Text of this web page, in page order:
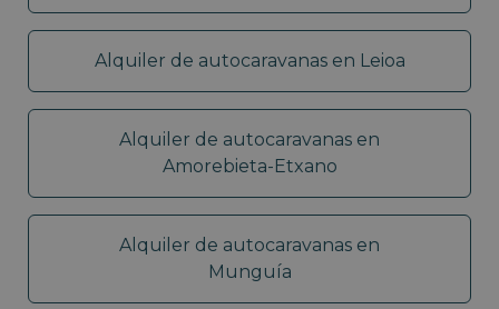
Alquiler de autocaravanas en Leioa
Alquiler de autocaravanas en
Amorebieta-Etxano
Alquiler de autocaravanas en
Munguía